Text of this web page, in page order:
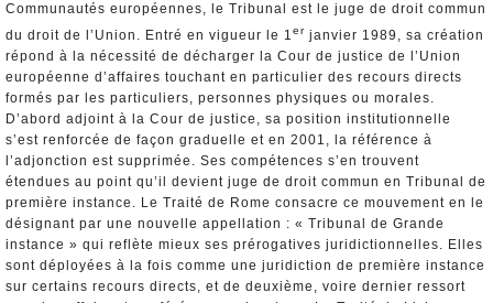
Communautés européennes, le Tribunal est le juge de droit commun
du droit de l’Union. Entré en vigueur le 1er janvier 1989, sa création
répond à la nécessité de décharger la Cour de justice de l’Union
européenne d’affaires touchant en particulier des recours directs
formés par les particuliers, personnes physiques ou morales.
D’abord adjoint à la Cour de justice, sa position institutionnelle
s’est renforcée de façon graduelle et en 2001, la référence à
l’adjonction est supprimée. Ses compétences s’en trouvent
étendues au point qu’il devient juge de droit commun en Tribunal de
première instance. Le Traité de Rome consacre ce mouvement en le
désignant par une nouvelle appellation : « Tribunal de Grande
instance » qui reflète mieux ses prérogatives juridictionnelles. Elles
sont déployées à la fois comme une juridiction de première instance
sur certains recours directs, et de deuxième, voire dernier ressort